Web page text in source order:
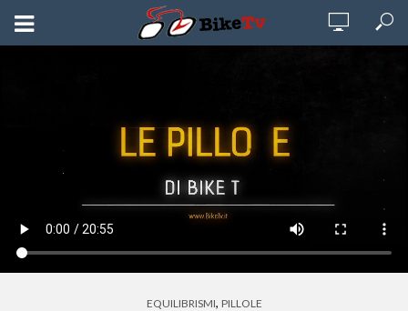
EQUILIBRISMI, PILLOLE